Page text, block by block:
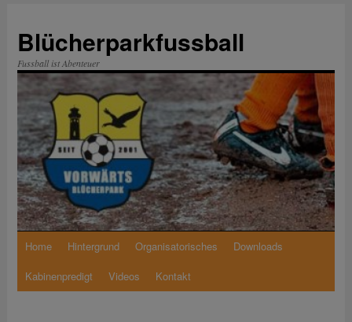
springen
Blücherparkfussball
Fussball ist Abenteuer
Home Hintergrund Organisatorisches
Downloads
Kabinenpredigt
Videos Kontakt